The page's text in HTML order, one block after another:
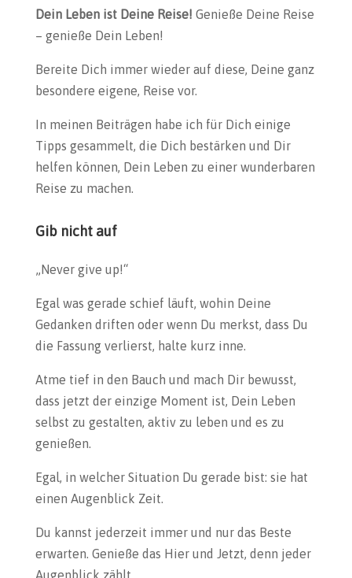
Dein Leben ist Deine Reise! Genieße Deine Reise
– genieße Dein Leben!
Bereite Dich immer wieder auf diese, Deine ganz
besondere eigene, Reise vor.
In meinen Beiträgen habe ich für Dich einige
Tipps gesammelt, die Dich bestärken und Dir
helfen können, Dein Leben zu einer wunderbaren
Reise zu machen.
Gib nicht auf
„Never give up!“
Egal was gerade schief läuft, wohin Deine
Gedanken driften oder wenn Du merkst, dass Du
die Fassung verlierst, halte kurz inne.
Atme tief in den Bauch und mach Dir bewusst,
dass jetzt der einzige Moment ist, Dein Leben
selbst zu gestalten, aktiv zu leben und es zu
genießen.
Egal, in welcher Situation Du gerade bist: sie hat
einen Augenblick Zeit.
Du kannst jederzeit immer und nur das Beste
erwarten. Genieße das Hier und Jetzt, denn jeder
Augenblick zählt.